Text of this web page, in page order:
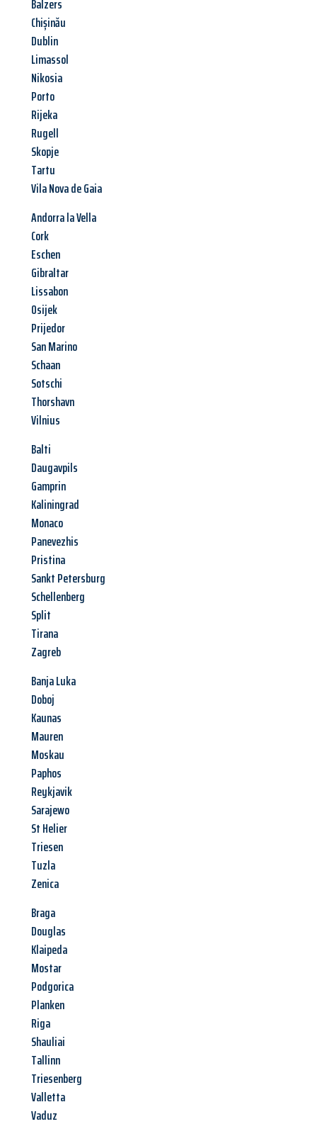
Balzers
Chișinău
Dublin
Limassol
Nikosia
Porto
Rijeka
Rugell
Skopje
Tartu
Vila Nova de Gaia
Andorra la Vella
Cork
Eschen
Gibraltar
Lissabon
Osijek
Prijedor
San Marino
Schaan
Sotschi
Thorshavn
Vilnius
Balti
Daugavpils
Gamprin
Kaliningrad
Monaco
Panevezhis
Pristina
Sankt Petersburg
Schellenberg
Split
Tirana
Zagreb
Banja Luka
Doboj
Kaunas
Mauren
Moskau
Paphos
Reykjavik
Sarajewo
St Helier
Triesen
Tuzla
Zenica
Braga
Douglas
Klaipeda
Mostar
Podgorica
Planken
Riga
Shauliai
Tallinn
Triesenberg
Valletta
Vaduz